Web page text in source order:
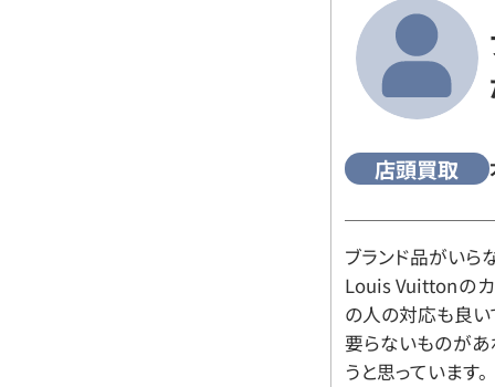
店頭買取
ブランド品がいら
Louis Vuittonの
の人の対応も良い
要らないものがあ
うと思っています。